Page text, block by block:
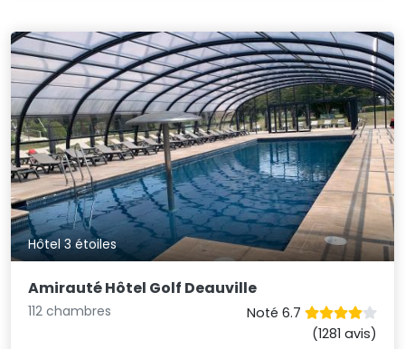
Hôtel 3 étoiles
Amirauté Hôtel Golf Deauville
112 chambres
Noté 6.7
(1281 avis)